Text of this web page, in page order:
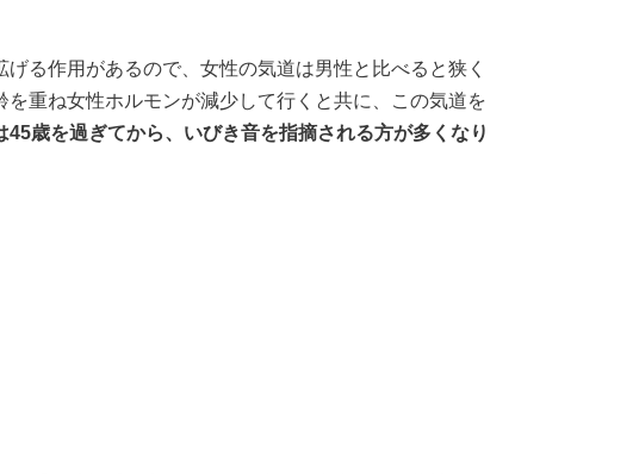
る作用があるので、女性の気道は男性と比べると狭く
重ね女性ホルモンが減少して行くと共に、この気道を
45歳を過ぎてから、いびき音を指摘される方が多くなり